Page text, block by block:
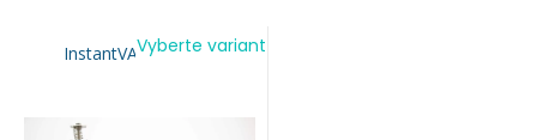
InstantVAP 18V Lite
Vyberte variant